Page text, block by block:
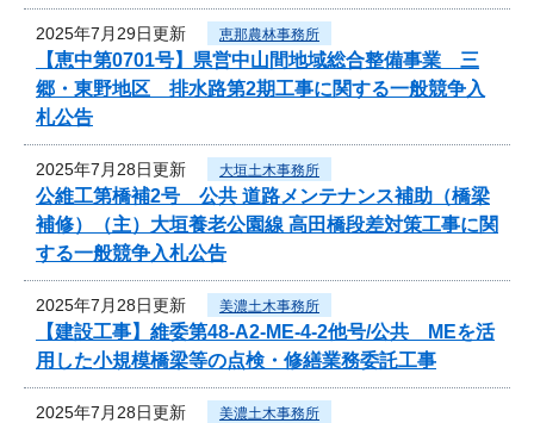
2025年7月29日更新 恵那農林事務所
【恵中第0701号】県営中山間地域総合整備事業 三
郷・東野地区 排水路第2期工事に関する一般競争入
札公告
2025年7月28日更新 大垣土木事務所
公維工第橋補2号 公共 道路メンテナンス補助（橋梁
補修）（主）大垣養老公園線 高田橋段差対策工事に関
する一般競争入札公告
2025年7月28日更新 美濃土木事務所
【建設工事】維委第48-A2-ME-4-2他号/公共 MEを活
用した小規模橋梁等の点検・修繕業務委託工事
2025年7月28日更新 美濃土木事務所